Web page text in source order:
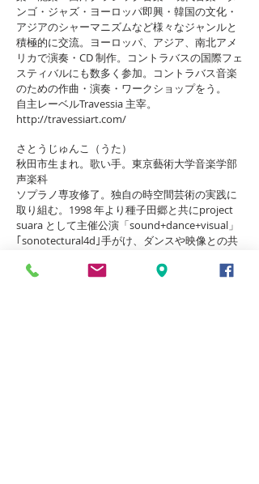
ンゴ・ジャズ・ヨーロッパ即興・韓国の文化・
アジアのシャーマニズムなど様々なジャンルと
積極的に交流。ヨーロッパ、アジア、南北アメ
リカで演奏・CD 制作。コントラバスの国際フェ
スティバルにも数多く参加。コントラバス音楽
のための作曲・演奏・ワークショップをう。
自主レーベルTravessia 主宰。
http://travessiart.com/
さとうじゅんこ（うた）
秋田市生まれ。歌い手。東京藝術大学音楽学部
声楽科
ソプラノ専攻修了。独自の時空間芸術の実践に
取り組む。1998 年より種子田郷と共にproject
suara として主催公演「sound+dance+visual」
｢sonotectural4d｣手がけ、ダンスや映像との共
で発表した「vision in black」( ジェノヴァ：テ